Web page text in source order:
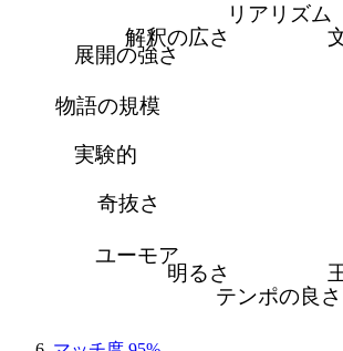
リアリズム
テンポの良さ
明るさ
ユーモア
奇抜さ
実験的
物語の規模
展開の強さ
解釈の広さ